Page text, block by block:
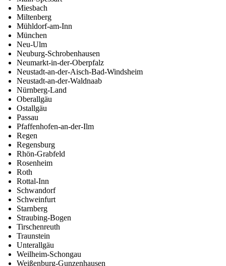
Miesbach
Miltenberg
Mühldorf-am-Inn
München
Neu-Ulm
Neuburg-Schrobenhausen
Neumarkt-in-der-Oberpfalz
Neustadt-an-der-Aisch-Bad-Windsheim
Neustadt-an-der-Waldnaab
Nürnberg-Land
Oberallgäu
Ostallgäu
Passau
Pfaffenhofen-an-der-Ilm
Regen
Regensburg
Rhön-Grabfeld
Rosenheim
Roth
Rottal-Inn
Schwandorf
Schweinfurt
Starnberg
Straubing-Bogen
Tirschenreuth
Traunstein
Unterallgäu
Weilheim-Schongau
Weißenburg-Gunzenhausen